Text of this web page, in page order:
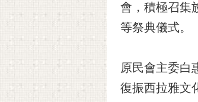
會，積極召集
等祭典儀式。
原民會主委白
復振西拉雅文